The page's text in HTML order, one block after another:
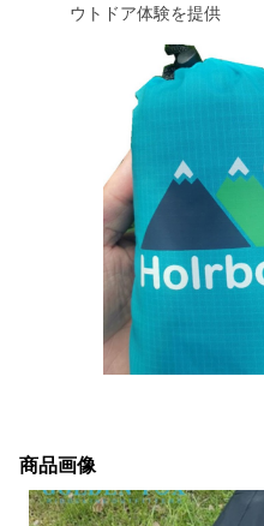
ウトドア体験を提供
商品画像